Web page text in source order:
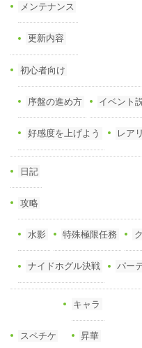
メンテナンス
更新内容
初心者向け
序盤の進め方 イベント
好感度を上げよう レア
日記
攻略
水影 特殊極限任務
ナイドホグル決戦 パー
スペチケ
キャラ
昇華